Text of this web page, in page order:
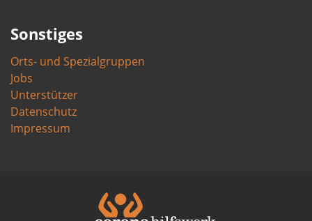
Sonstiges
Orts- und Spezialgruppen
Jobs
Unterstützer
Datenschutz
Impressum